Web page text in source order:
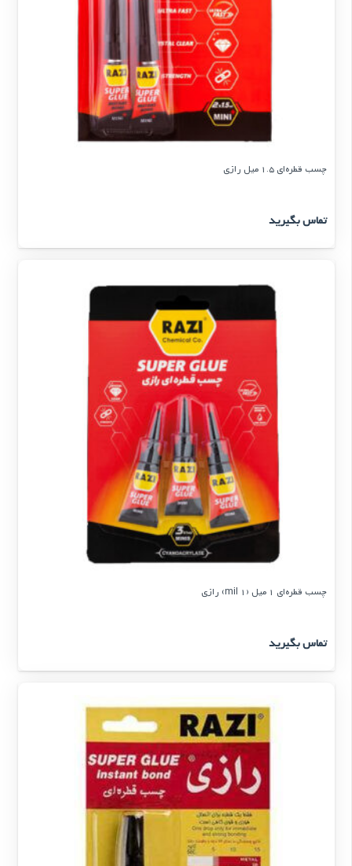
چسب قطره‌ای 1.5 میل رازی
تماس بگیرید
چسب قطره‌ای 1 میل (1 mil) رازی
تماس بگیرید